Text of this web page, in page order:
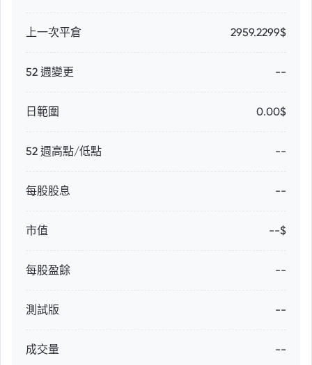
上一次平倉 2959.2299$
52 週變更 --
日範圍 0.00$
52 週高點/低點 --
每股股息 --
市值 --$
每股盈餘 --
測試版 --
成交量 --